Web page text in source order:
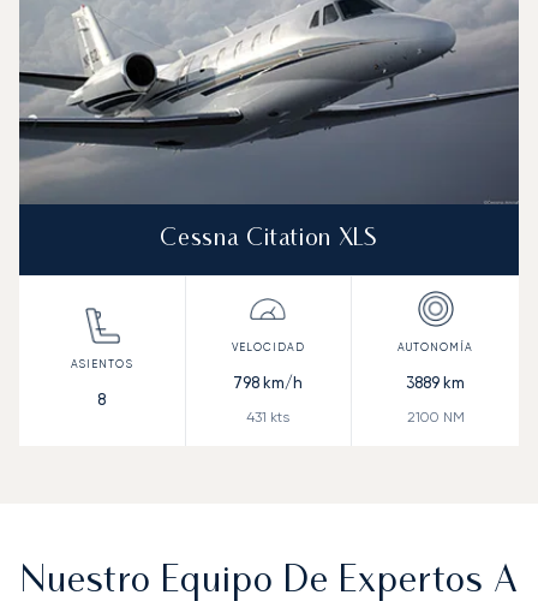
Cessna Citation XLS
8
798 km/h
431 kts
3889 km
2100 NM
Nuestro Equipo De Expertos A